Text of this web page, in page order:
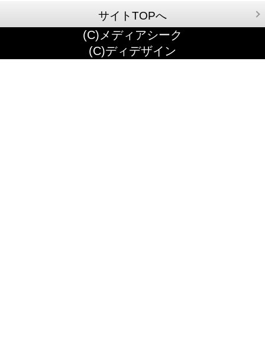
サイトTOPへ
(C)メディアシーク
(C)ディデザイン